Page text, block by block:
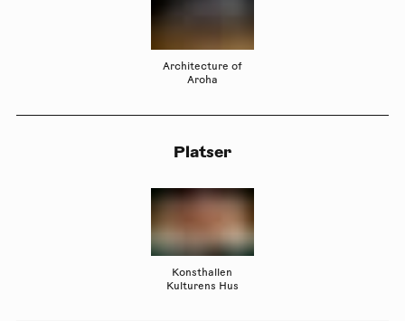
Architecture of
Aroha
Platser
Konsthallen
Kulturens Hus